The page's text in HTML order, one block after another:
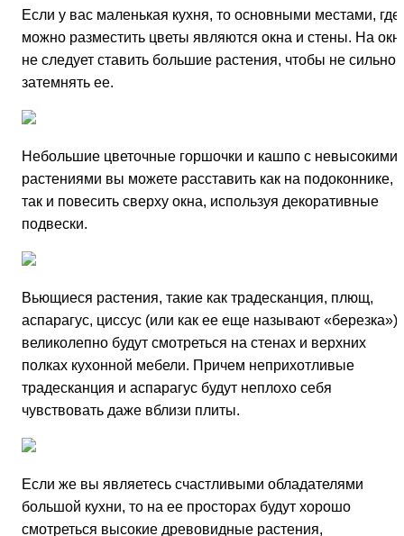
Если у вас маленькая кухня, то основными местами, где
можно разместить цветы являются окна и стены. На
не следует ставить большие растения, чтобы не сильно
затемнять ее.
Небольшие цветочные горшочки и кашпо с невысокими
растениями вы можете расставить как на подоконнике,
так и повесить сверху окна, используя декоративные
подвески.
Вьющиеся растения, такие как традесканция, плющ,
аспарагус, циссус (или как ее еще называют «березка»)
великолепно будут смотреться на стенах и верхних
полках кухонной мебели. Причем неприхотливые
традесканция и аспарагус будут неплохо себя
чувствовать даже вблизи плиты.
Если же вы являетесь счастливыми обладателями
большой кухни, то на ее просторах будут хорошо
смотреться высокие древовидные растения,